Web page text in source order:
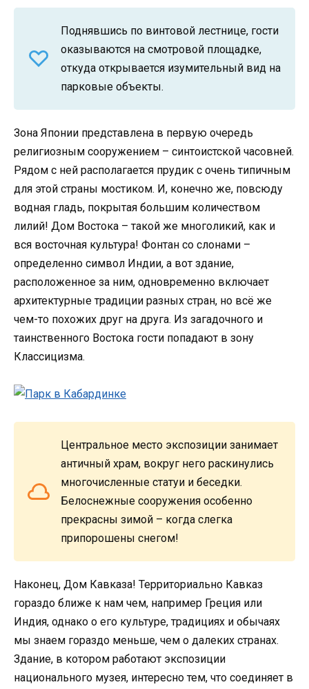
Поднявшись по винтовой лестнице, гости
оказываются на смотровой площадке,
откуда открывается изумительный вид на
парковые объекты.
Зона Японии представлена в первую очередь
религиозным сооружением – синтоистской часовней.
Рядом с ней располагается прудик с очень типичным
для этой страны мостиком. И, конечно же, повсюду
водная гладь, покрытая большим количеством
лилий! Дом Востока – такой же многоликий, как и
вся восточная культура! Фонтан со слонами –
определенно символ Индии, а вот здание,
расположенное за ним, одновременно включает
архитектурные традиции разных стран, но всё же
чем-то похожих друг на друга. Из загадочного и
таинственного Востока гости попадают в зону
Классицизма.
Центральное место экспозиции занимает
античный храм, вокруг него раскинулись
многочисленные статуи и беседки.
Белоснежные сооружения особенно
прекрасны зимой – когда слегка
припорошены снегом!
Наконец, Дом Кавказа! Территориально Кавказ
гораздо ближе к нам чем, например Греция или
Индия, однако о его культуре, традициях и обычаях
мы знаем гораздо меньше, чем о далеких странах.
Здание, в котором работают экспозиции
национального музея, интересно тем, что соединяет в